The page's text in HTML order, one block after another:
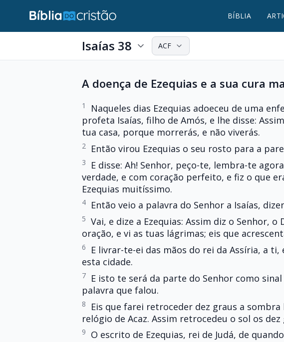
BÍBLIA
Isaías 38 ACF
A doença de Ezequias e a sua cura
1
Naqueles dias Ezequias adoeceu de uma
profeta Isaías, filho de Amós, e lhe disse:
tua casa, porque morrerás, e não viverás.
2 Então virou Ezequias o seu rosto para a
3
E disse: Ah! Senhor, peço-te, lembra-te
verdade, e com coração perfeito, e fiz o que
Ezequias muitíssimo.
4 Então veio a palavra do Senhor a Isaías,
5 Vai, e dize a Ezequias: Assim diz o Senhor,
oração, e vi as tuas lágrimas; eis que
6
E livrar-te-ei das mãos do rei da Assíria, a ti,
esta cidade.
7
E isto te será da parte do Senhor como
palavra que falou.
8
Eis que farei retroceder dez graus a
relógio de Acaz. Assim retrocedeu o sol os
9
O escrito de Ezequias, rei de Judá, de